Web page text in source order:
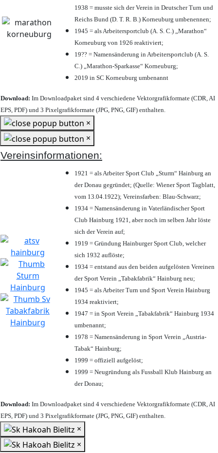
1938 = musste sich der Verein in Deutscher Turn und
Reichs Bund (D. T. R. B.) Korneuburg umbenennen;
1945 = als Arbeitersportclub (A. S. C.) „Marathon“
Korneuburg von 1926 reaktiviert;
19?? = Namensänderung in Arbeitersportclub (A. S.
C.) „Marathon-Sparkasse“ Korneuburg;
2019 in SC Korneuburg umbenannt
Download: Im Downloadpaket sind 4 verschiedene Vektorgrafikformate (CDR, AI
EPS, PDF) und 3 Pixelgrafikformate (JPG, PNG, GIF) enthalten.
×
×
Vereinsinformationen:
1921 = als Arbeiter Sport Club „Sturm“ Hainburg an
der Donau gegründet; (Quelle: Wiener Sport Tagblatt,
vom 13.04.1922); Vereinsfarben: Blau-Schwarz;
1934 = Namensänderung in Vaterländischer Sport
Club Hainburg 1921, aber noch im selben Jahr löste
sich der Verein auf;
1919 = Gründung Hainburger Sport Club, welcher
sich 1932 auflöste;
1934 = entstand aus den beiden aufgelösten Vereinen
der Sport Verein „Tabakfabrik“ Hainburg neu;
1945 = als Arbeiter Turn und Sport Verein Hainburg
1934 reaktiviert;
1947 = in Sport Verein „Tabakfabrik“ Hainburg 1934
umbenannt;
1978 = Namensänderung in Sport Verein „Austria-
Tabak“ Hainburg;
1999 = offiziell aufgelöst;
1999 = Neugründung als Fussball Klub Hainburg an
der Donau;
Download: Im Downloadpaket sind 4 verschiedene Vektorgrafikformate (CDR, AI
EPS, PDF) und 3 Pixelgrafikformate (JPG, PNG, GIF) enthalten.
×
×